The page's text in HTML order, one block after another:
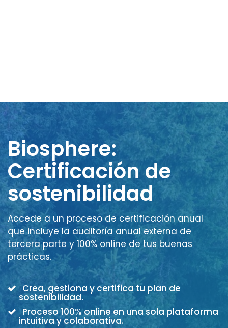
Biosphere:
Certificación de
sostenibilidad
Accede a un proceso de certificación anual
que incluye la auditoría anual externa de
tercera parte y 100% online de tus buenas
prácticas.
Crea, gestiona y certifica tu plan de
sostenibilidad.
Proceso 100% online en una sola plataforma
intuitiva y colaborativa.